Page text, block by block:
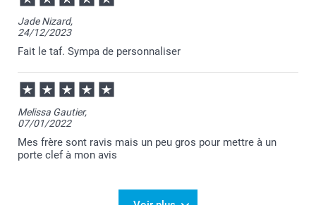
Cordialement,
Julie@Smartphoto
Jade Nizard,
24/12/2023
Fait le taf. Sympa de personnaliser
Melissa Gautier,
07/01/2022
Mes frère sont ravis mais un peu gros pour mettre à un
porte clef à mon avis